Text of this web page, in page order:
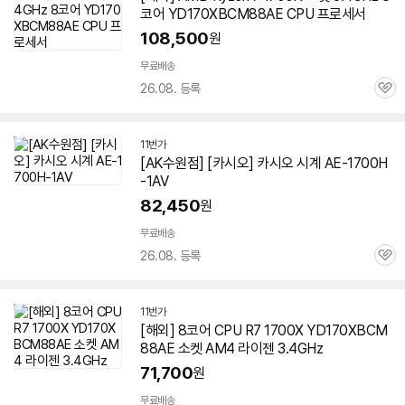
코어 YD170XBCM88AE CPU 프로세서
108,500원
무료배송
26.08. 등록
관
11번가
[AK수원점] [카시오] 카시오 시계 AE-1700H
-1AV
82,450원
무료배송
26.08. 등록
관
11번가
[해외] 8코어 CPU R7 1700X YD170XBCM
88AE 소켓 AM4 라이젠 3.4GHz
71,700원
무료배송